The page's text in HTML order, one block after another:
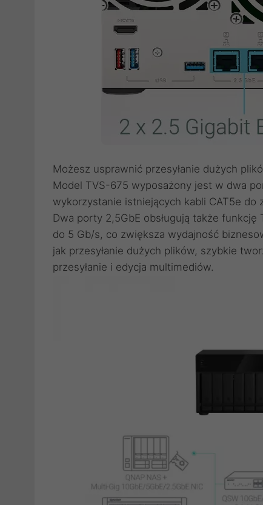
Możesz usprawnić przesyłanie dużych
Model TVS-675 wyposażony jest w dwa
wykorzystanie istniejących kabli CAT5e
Dwa porty 2,5GbE obsługują także
do 5 Gb/s, co zwiększa wydajność
jak przesyłanie dużych plików, szybkie
przesyłanie i edycja multimediów.